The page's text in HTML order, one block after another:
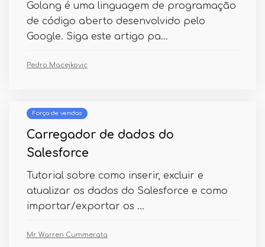
Golang é uma linguagem de programação
de código aberto desenvolvido pelo
Google. Siga este artigo pa...
Pedro Macejkovic
Força de vendas
Carregador de dados do
Salesforce
Tutorial sobre como inserir, excluir e
atualizar os dados do Salesforce e como
importar/exportar os ...
Mr. Warren Cummerata